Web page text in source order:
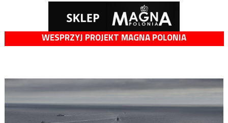
WESPRZYJ PROJEKT MAGNA POLONIA